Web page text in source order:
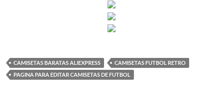
CAMISETAS BARATAS ALIEXPRESS
CAMISETAS FUTBOL RETRO
PAGINA PARA EDITAR CAMISETAS DE FUTBOL